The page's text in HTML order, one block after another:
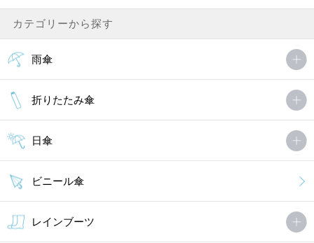
カテゴリーから探す
雨傘
折りたたみ傘
日傘
ビニール傘
レインブーツ